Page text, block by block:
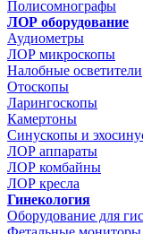
Полисомнографы
ЛОР оборудование
Аудиометры
ЛОР микроскопы
Налобные осветители
Отоскопы
Ларингоскопы
Камертоны
Синускопы и
ЛОР аппараты
ЛОР комбайны
ЛОР кресла
Гинекология
Оборудование для